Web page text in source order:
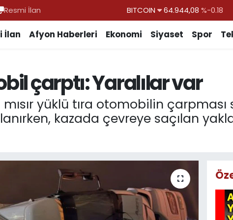
Resmi İlan DOLAR 47,7436%0.18
BİST100
13.779
BITCOIN
İlan Afyon Haberleri Ekonomi Siyaset Spor
çarptı: Yaralılar var
yüklü tıra otomobilin
kazada çevreye saçılan